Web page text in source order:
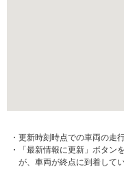
・更新時刻時点での車両の走
・「最新情報に更新」ボタン
が、車両が終点に到着して